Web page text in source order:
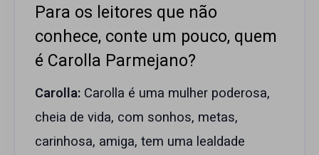
Para os leitores que não
conhece, conte um pouco, quem
é Carolla Parmejano?
Carolla: Carolla é uma mulher poderosa,
cheia de vida, com sonhos, metas,
carinhosa, amiga, tem uma lealdade